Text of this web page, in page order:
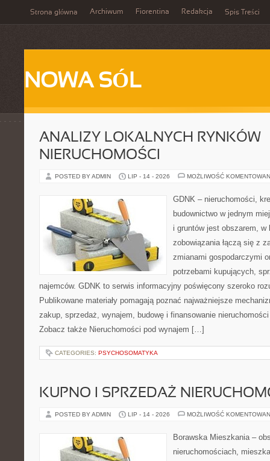
Strona główna Archiwum Fiorentina Redakcja Spis Treści
NOWA SÓL
ANALIZY LOKALNYCH RYNKÓW
NIERUCHOMOŚCI
POSTED BY ADMIN LIP - 14 - 2026 MOŻLIWOŚĆ
GDNK – nieruchomości,
budownictwo w jednym
i gruntów jest obszarem, w
zobowiązania łączą się z
zmianami gospodarczymi
potrzebami kupujących,
najemców. GDNK to serwis informacyjny poświęcony szeroko
Publikowane materiały pomagają poznać najważniejsze
zakup, sprzedaż, wynajem, budowę i finansowanie
Zobacz także Nieruchomości pod wynajem […]
CATEGORIES: PSYCHOSOMATYKA
KUPNO I SPRZEDAŻ
POSTED BY ADMIN LIP - 14 - 2026 MOŻLIWOŚĆ
Borawska Mieszkania –
nieruchomościach,